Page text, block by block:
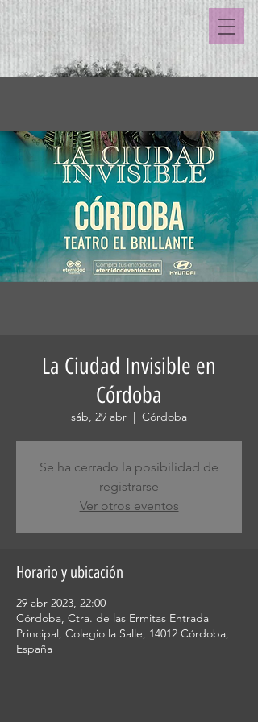
La Ciudad Invisible en
Córdoba
sáb, 29 abr
  |
Córdoba
Se ha cerrado la posibilidad de
registrarse
Ver otros eventos
Horario y ubicación
29 abr 2023, 22:00
Córdoba, Ctra. de las Ermitas Entrada
Principal, Colegio la Salle, 14012 Córdoba,
España